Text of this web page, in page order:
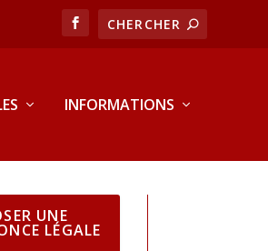
INFORMATIONS
UNE
LÉGALE